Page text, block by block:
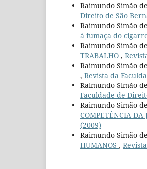
Raimundo Simão
Direito de São
Raimundo Simão
à fumaça do
Raimundo Simão
TRABALHO ,
Raimundo Simão
, Revista da
Raimundo Simão
Faculdade de
Raimundo Simão
COMPETÊNCIA DA
(2009)
Raimundo Simão
HUMANOS ,